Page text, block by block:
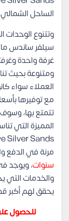
الساحل
وتتنوع
سيلفر ساندس
ومتنوعة بحيث
العملاء سواء
مع توفيرها
تتمتع بها،
مرنة في الدفع
سنوات، ويوجد
والخدمات التي
يحقق لهم أكبر
للحصول